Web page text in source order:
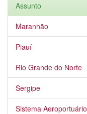
Assunto
Maranhão
Piauí
Rio Grande do Norte
Sergipe
Sistema Aeroportuário